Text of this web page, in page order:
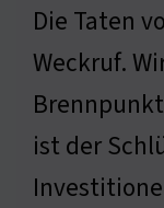
Die Taten
Weckruf.
ist der